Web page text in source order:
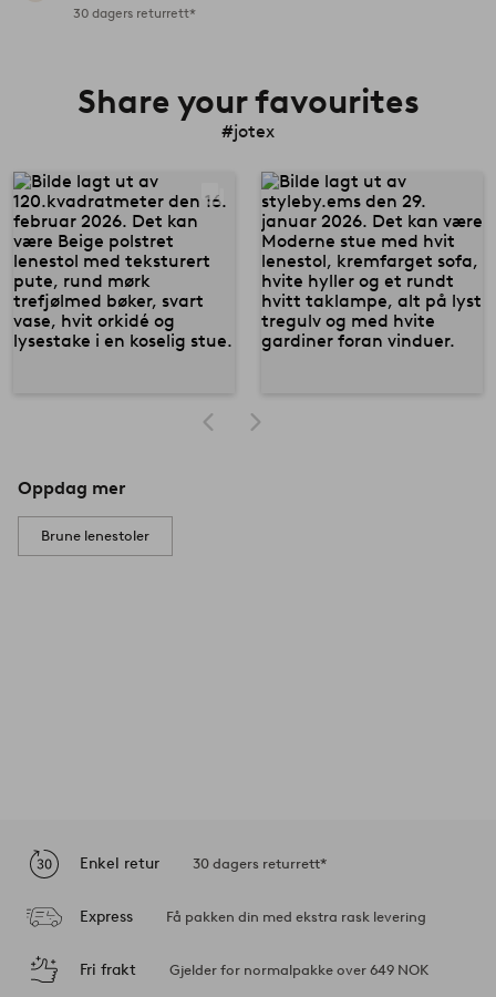
30 dagers returrett*
Share your favourites
#jotex
Oppdag mer
Brune lenestoler
Enkel retur 30 dagers returrett*
Express Få pakken din med ekstra rask levering
Fri frakt Gjelder for normalpakke over 649 NOK